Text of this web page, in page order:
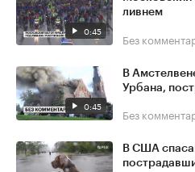
0:45
ливнем
Без
0:45
В
Урбана,
Без
В США